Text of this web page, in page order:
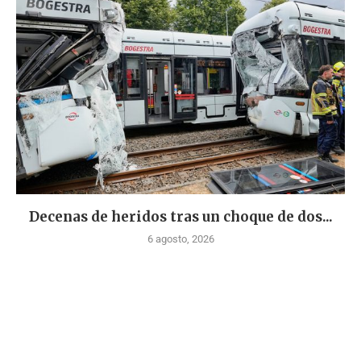
Decenas de heridos tras un choque de dos...
6 agosto, 2026